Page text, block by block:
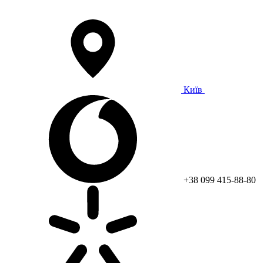
Київ
+38 099 415-88-80